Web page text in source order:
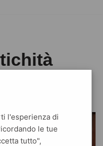
l'esperienza di
le tue
tutto",